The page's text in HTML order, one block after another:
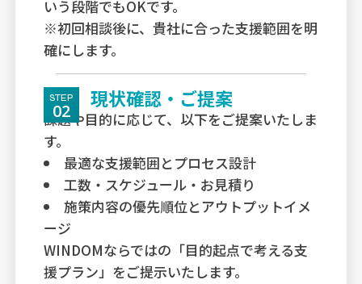
いう段階でもOKです。
※初回相談後に、貴社に合った支援範囲を明
確にします。
STEP
02
現状確認・ご提案
課題や目的に応じて、以下をご提案いたしま
す。
最適な支援範囲とプロセス設計
工数・スケジュール・お見積り
施策内容の優先順位とアウトプットイメ
ージ
WINDOMならではの「目的起点で考える支
援プラン」をご提示いたします。